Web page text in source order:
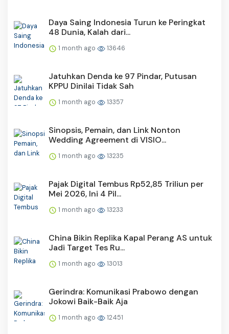
Daya Saing Indonesia Turun ke Peringkat
48 Dunia, Kalah dari...
1 month ago 13646
Jatuhkan Denda ke 97 Pindar, Putusan
KPPU Dinilai Tidak Sah
1 month ago 13357
Sinopsis, Pemain, dan Link Nonton
Wedding Agreement di VISIO...
1 month ago 13235
Pajak Digital Tembus Rp52,85 Triliun per
Mei 2026, Ini 4 Pil...
1 month ago 13233
China Bikin Replika Kapal Perang AS untuk
Jadi Target Tes Ru...
1 month ago 13013
Gerindra: Komunikasi Prabowo dengan
Jokowi Baik-Baik Aja
1 month ago 12451